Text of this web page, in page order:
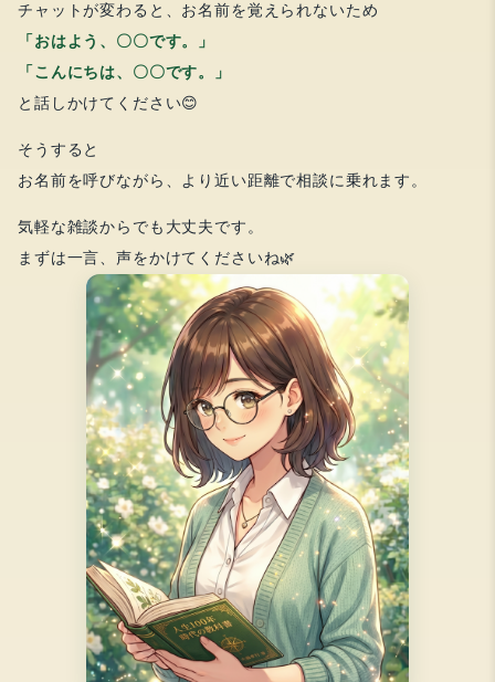
チャットが変わると、お名前を覚えられないため
「おはよう、〇〇です。」
「こんにちは、〇〇です。」
と話しかけてください😊
そうすると
お名前を呼びながら、より近い距離で相談に乗れます。
気軽な雑談からでも大丈夫です。
まずは一言、声をかけてくださいね🌿